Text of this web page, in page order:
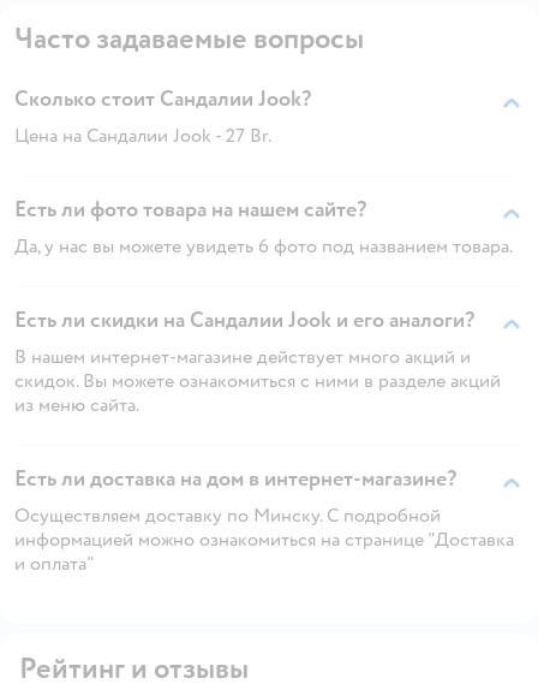
Часто задаваемые вопросы
Сколько стоит Сандалии Jook?
Цена на Сандалии Jook - 27 Br.
Есть ли фото товара на нашем сайте?
Да, у нас вы можете увидеть 6 фото под названием товара.
Есть ли скидки на Сандалии Jook и его аналоги?
В нашем интернет-магазине действует много акций и
скидок. Вы можете ознакомиться с ними в разделе акций
из меню сайта.
Есть ли доставка на дом в интернет-магазине?
Осуществляем доставку по Минску. С подробной
информацией можно ознакомиться на странице "Доставка
и оплата"
Рейтинг и отзывы